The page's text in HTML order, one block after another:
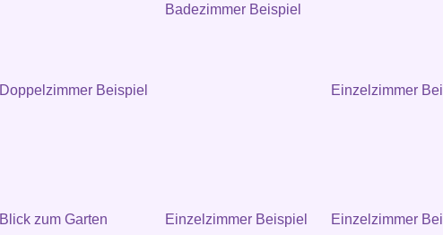
Doppelzimmer Beispiel
Badezimmer Beispiel
Einzelzimmer
Blick zum Garten Einzelzimmer Beispiel Einzelzimmer